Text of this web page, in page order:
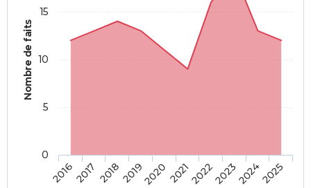
Nombre de faits
20162017 20182019202020212022202320242025
0
5
10
15